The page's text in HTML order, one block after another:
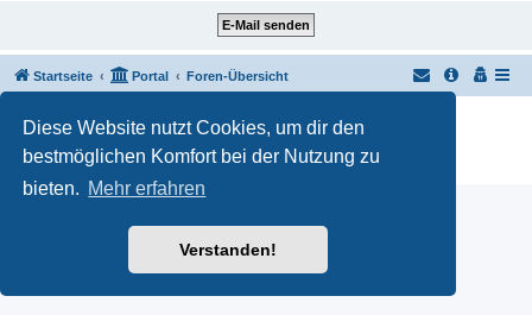
Diese Website nutzt Cookies, um dir den
bestmöglichen Komfort bei der Nutzung zu
bieten. Mehr erfahren
Verstanden!
Startseite Portal Foren-Übersicht
Powered by phpBB
® Forum Software © phpBB Limited
Customized by
Datenschutz|Nutzungsbedingungen